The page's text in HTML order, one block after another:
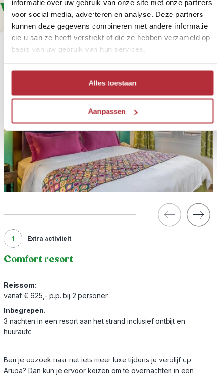
informatie over uw gebruik van onze site met onze partners
voor social media, adverteren en analyse. Deze partners
kunnen deze gegevens combineren met andere informatie
die u aan ze heeft verstrekt of die ze hebben verzameld op
basis van uw gebruik van hun services.
Alles toestaan
Aanpassen
volgende varianten aan
1 Extra activiteit
Comfort resort
Reissom:
vanaf € 625,- p.p. bij 2 personen
Inbegrepen:
3 nachten in een resort aan het strand inclusief ontbijt en
huurauto
Ben je opzoek naar net iets meer luxe tijdens je verblijf op
Aruba? Dan kun je ervoor keizen om te overnachten in een